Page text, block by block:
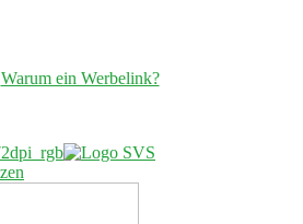
Warum ein Werbelink?